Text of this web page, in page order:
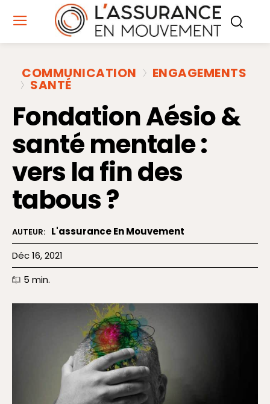
COMMUNICATION ENGAGEMENTS
SANTÉ
Fondation Aésio &
santé mentale :
vers la fin des
tabous ?
AUTEUR: L'assurance En Mouvement
Déc 16, 2021
5 min.